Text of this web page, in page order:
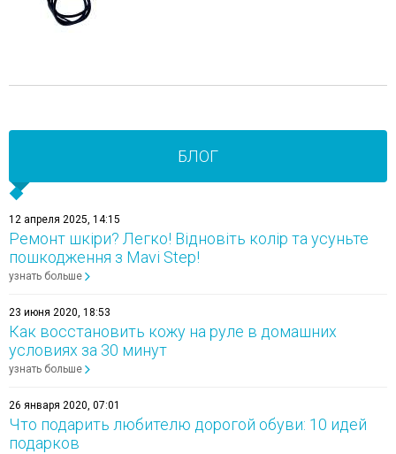
БЛОГ
12 апреля 2025, 14:15
Ремонт шкіри? Легко! Відновіть колір та усуньте
пошкодження з Mavi Step!
узнать больше
23 июня 2020, 18:53
Как восстановить кожу на руле в домашних
условиях за 30 минут
узнать больше
26 января 2020, 07:01
Что подарить любителю дорогой обуви: 10 идей
подарков